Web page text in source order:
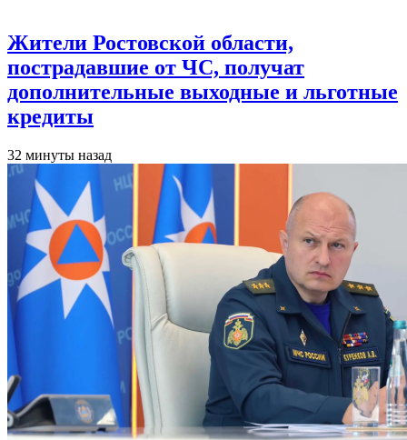
Жители Ростовской области,
пострадавшие от ЧС, получат
дополнительные выходные и льготные
кредиты
32 минуты назад